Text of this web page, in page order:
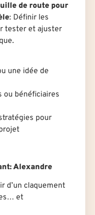
de route pour
: Définir les
tester et ajuster
une idée de
ou bénéficiaires
pour
Alexandre
d’un claquement
et